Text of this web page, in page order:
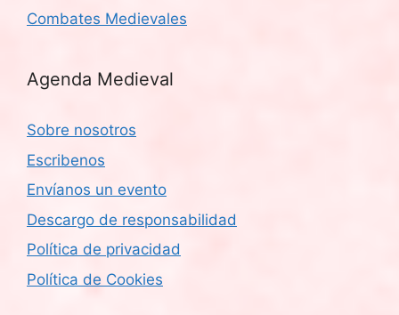
Combates Medievales
Agenda Medieval
Sobre nosotros
Escribenos
Envíanos un evento
Descargo de responsabilidad
Política de privacidad
Política de Cookies